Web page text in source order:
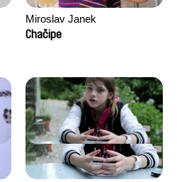
Miroslav Janek
Chačipe